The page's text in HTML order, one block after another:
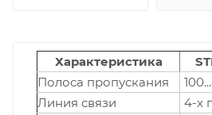
Характеристика
Полоса пропускания
Линия связи
4-х